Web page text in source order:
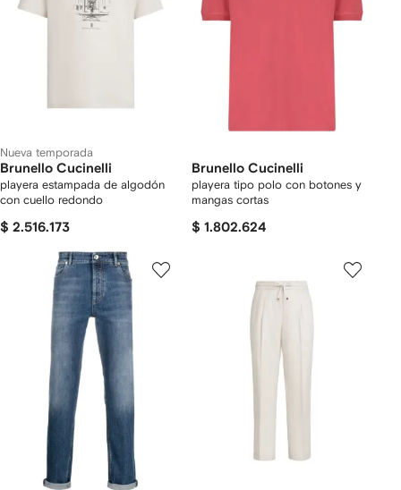
Nueva temporada
Brunello Cucinelli
playera estampada de algodón
con cuello redondo
$ 2.516.173
Brunello Cucinelli
playera tipo polo con botones y
mangas cortas
$ 1.802.624